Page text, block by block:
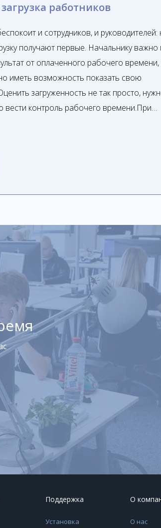
работников
и сотрудников, и руководителей:
получают первые. Начальнику важно
от оплаченного рабочего времени,
иметь возможность показать свою
загруженность не так просто,
вести контроль рабочего времени.При…
Поддержка
Установка
О
О нас